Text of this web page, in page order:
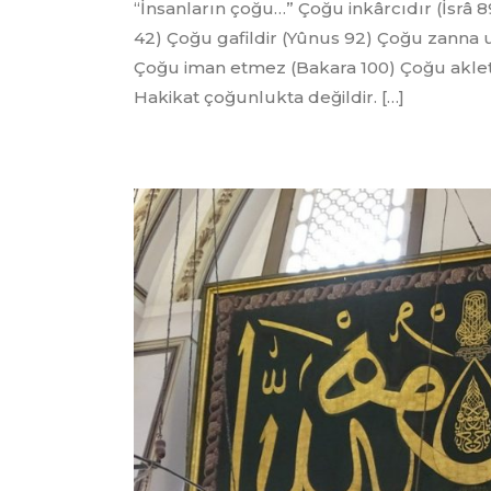
“İnsanların çoğu…” Çoğu inkârcıdır
42) Çoğu gafildir (Yûnus 92) Çoğu
Çoğu iman etmez (Bakara 100) Çoğu
Hakikat çoğunlukta değildir. […]